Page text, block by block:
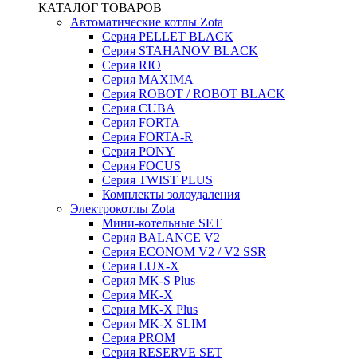
КАТАЛОГ ТОВАРОВ
Автоматические котлы Zota
Серия PELLET BLACK
Серия STAHANOV BLACK
Серия RIO
Серия MAXIMA
Серия ROBOT / ROBOT BLACK
Серия CUBA
Серия FORTA
Серия FORTA-R
Серия PONY
Серия FOCUS
Серия TWIST PLUS
Комплекты золоудаления
Электрокотлы Zota
Мини-котельные SET
Серия BALANCE V2
Серия ECONOM V2 / V2 SSR
Серия LUX-X
Серия MK-S Plus
Серия MK-X
Серия MK-X Plus
Серия MK-X SLIM
Серия PROM
Серия RESERVE SET